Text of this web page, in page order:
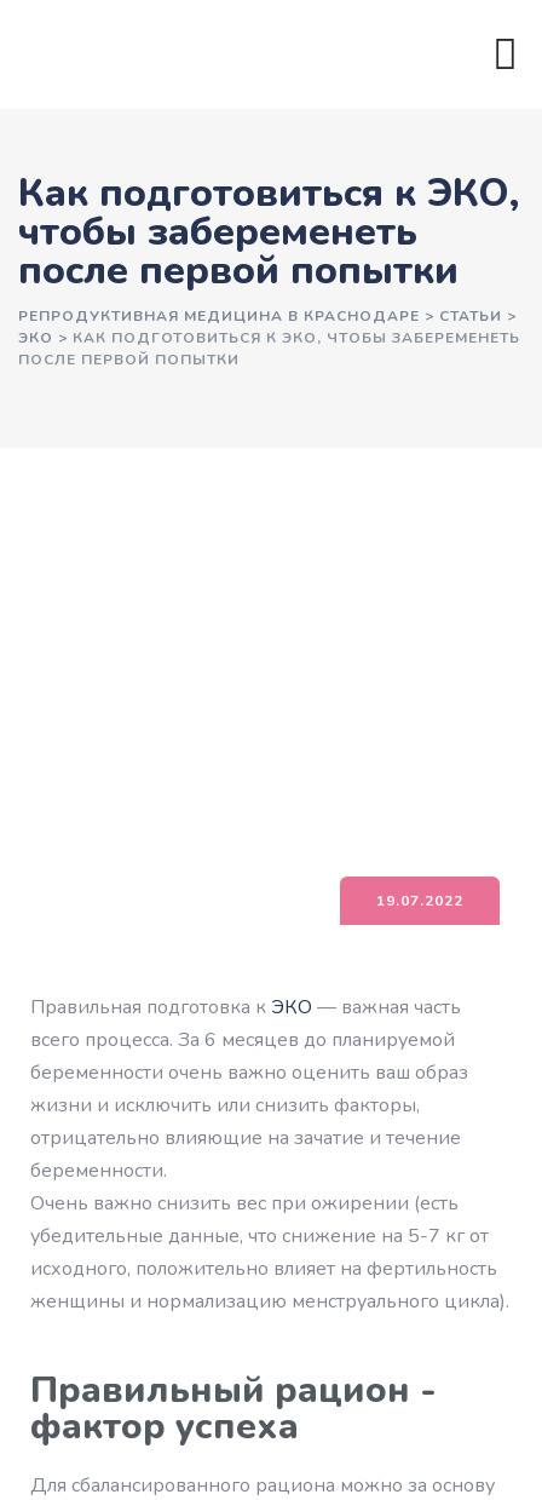
Как подготовиться к ЭКО,
чтобы забеременеть
после первой попытки
РЕПРОДУКТИВНАЯ МЕДИЦИНА В КРАСНОДАРЕ > СТАТЬИ >
ЭКО > КАК ПОДГОТОВИТЬСЯ К ЭКО, ЧТОБЫ ЗАБЕРЕМЕНЕТЬ
ПОСЛЕ ПЕРВОЙ ПОПЫТКИ
19.07.2022
Правильная подготовка к ЭКО — важная часть
всего процесса. За 6 месяцев до планируемой
беременности очень важно оценить ваш образ
жизни и исключить или снизить факторы,
отрицательно влияющие на зачатие и течение
беременности.
Очень важно снизить вес при ожирении (есть
убедительные данные, что снижение на 5-7 кг от
исходного, положительно влияет на фертильность
женщины и нормализацию менструального цикла).
Правильный рацион -
фактор успеха
Для сбалансированного рациона можно за основу